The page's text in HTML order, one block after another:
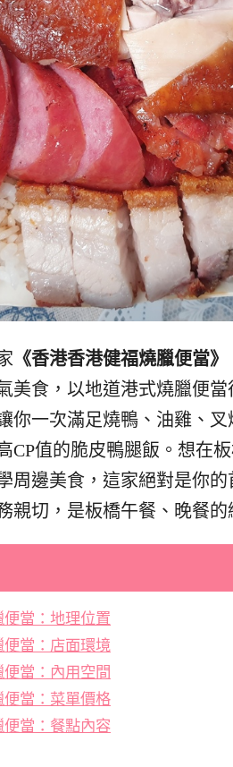
《香港香港健福燒臘便當》
美食，以地道港式燒臘便
你一次滿足燒鴨、油雞、
CP值的脆皮鴨腿飯。想在
周邊美食，這家絕對是你
親切，是板橋午餐、晚餐的
當：地理位置
當：店面環境
當：內用空間
當：菜單價格
當：餐點內容